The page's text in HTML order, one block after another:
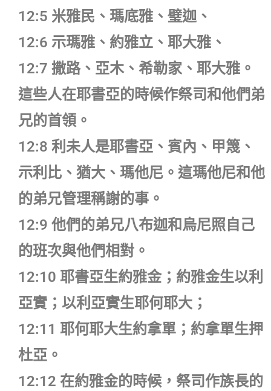
12:5 米雅民、瑪底雅、璧迦、
12:6 示瑪雅、約雅立、耶大雅、
12:7 撒路、亞木、希勒家、耶大雅。
這些人在耶書亞的時候作祭司和他們弟
兄的首領。
12:8 利未人是耶書亞、賓內、甲篾、
示利比、猶大、瑪他尼。這瑪他尼和他
的弟兄管理稱謝的事。
12:9 他們的弟兄八布迦和烏尼照自己
的班次與他們相對。
12:10 耶書亞生約雅金；約雅金生以利
亞實；以利亞實生耶何耶大；
12:11 耶何耶大生約拿單；約拿單生押
杜亞。
12:12 在約雅金的時候，祭司作族長的